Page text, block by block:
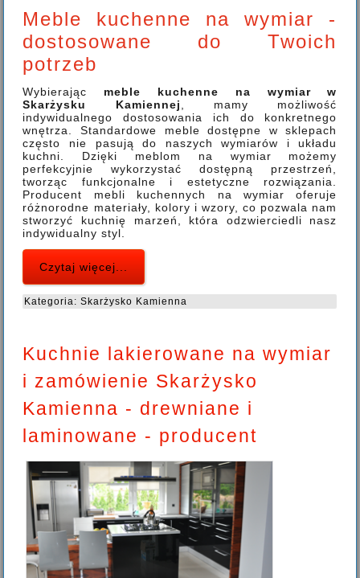
Meble kuchenne na wymiar -
dostosowane do Twoich
potrzeb
Wybierając meble kuchenne na wymiar w
Skarżysku Kamiennej
, mamy możliwość
indywidualnego dostosowania ich do konkretnego
wnętrza. Standardowe meble dostępne w sklepach
często nie pasują do naszych wymiarów i układu
kuchni. Dzięki meblom na wymiar możemy
perfekcyjnie wykorzystać dostępną przestrzeń,
tworząc funkcjonalne i estetyczne rozwiązania.
Producent mebli kuchennych na wymiar oferuje
różnorodne materiały, kolory i wzory, co pozwala nam
stworzyć kuchnię marzeń, która odzwierciedli nasz
indywidualny styl.
Czytaj więcej...
Kategoria:Skarżysko Kamienna
Kuchnie lakierowane na wymiar
i zamówienie Skarżysko
Kamienna - drewniane i
laminowane - producent